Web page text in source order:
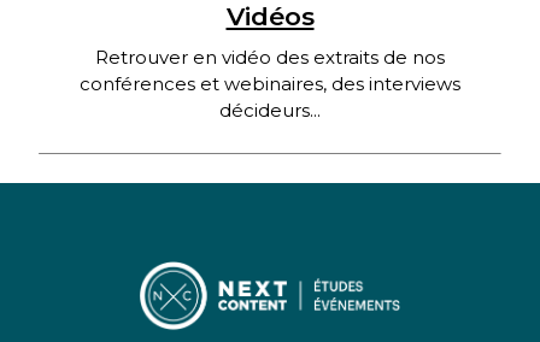
Vidéos
Retrouver en vidéo des extraits de nos
conférences et webinaires, des interviews
décideurs...